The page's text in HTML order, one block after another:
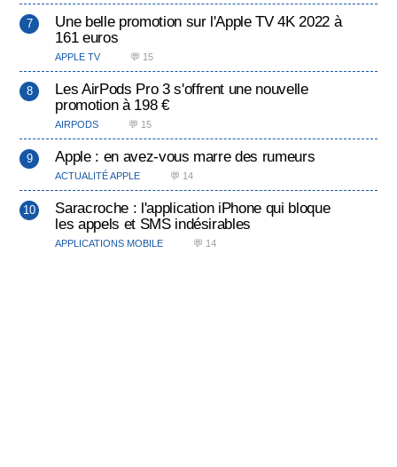
Une belle promotion sur l'Apple TV 4K 2022 à
161 euros
APPLE TV 💬 15
Les AirPods Pro 3 s'offrent une nouvelle
promotion à 198 €
AIRPODS 💬 15
Apple : en avez-vous marre des rumeurs
ACTUALITÉ APPLE 💬 14
Saracroche : l'application iPhone qui bloque
les appels et SMS indésirables
APPLICATIONS MOBILE 💬 14